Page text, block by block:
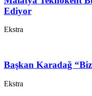
Ediyor
Ekstra
Başkan Karadağ
Ekstra